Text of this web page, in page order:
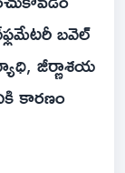
బవెల్‌
జీర్ణాశయ
కారణం